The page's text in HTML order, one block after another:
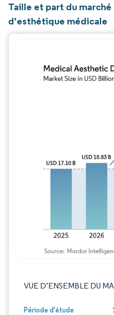
Taille et part du
d'esthétique médicale
VUE D’ENSEMBLE DU
Période d'étude